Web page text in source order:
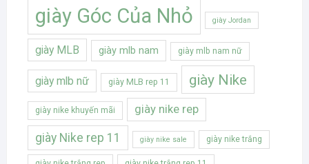
giày Góc Của Nhỏ
giày Jordan
giày MLB giày mlb nam giày mlb nam nữ
giày mlb nữ giày MLB rep 11 giày Nike
giày nike khuyến mãi giày nike rep
giày Nike rep 11 giày nike sale giày nike trắng